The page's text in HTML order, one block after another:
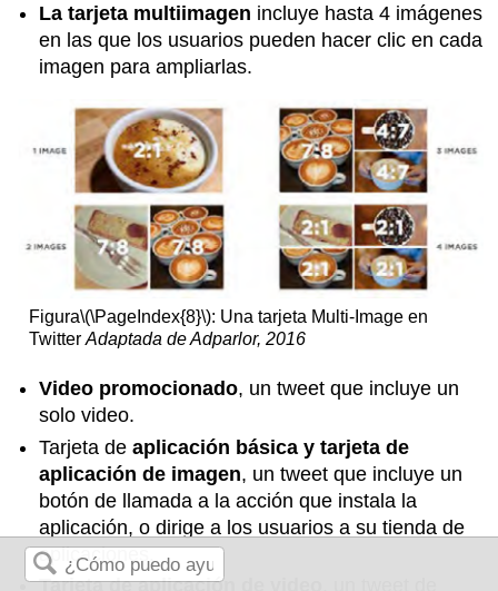
La tarjeta multiimagen incluye hasta 4 imágenes
en las que los usuarios pueden hacer clic en cada
imagen para ampliarlas.
Figura\(\PageIndex{8}\): Una tarjeta Multi-Image en
Twitter Adaptada de Adparlor, 2016
Video promocionado, un tweet que incluye un
solo video.
Tarjeta deaplicación básica y tarjeta de
aplicación de imagen, un tweet que incluye un
botón de llamada a la acción que instala la
aplicación, o dirige a los usuarios a su tienda de
aplicaciones.
Tarjeta de aplicación de video